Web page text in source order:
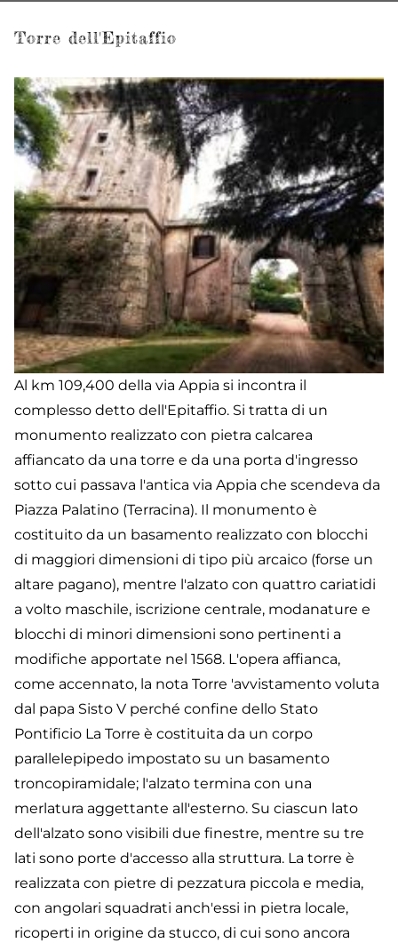
Torre dell'Epitaffio
Al km 109,400 della via Appia si incontra il
complesso detto dell'Epitaffio. Si tratta di un
monumento realizzato con pietra calcarea
affiancato da una torre e da una porta d'ingresso
sotto cui passava l'antica via Appia che scendeva da
Piazza Palatino (Terracina). Il monumento è
costituito da un basamento realizzato con blocchi
di maggiori dimensioni di tipo più arcaico (forse un
altare pagano), mentre l'alzato con quattro cariatidi
a volto maschile, iscrizione centrale, modanature e
blocchi di minori dimensioni sono pertinenti a
modifiche apportate nel 1568. L'opera affianca,
come accennato, la nota Torre 'avvistamento voluta
dal papa Sisto V perché confine dello Stato
Pontificio La Torre è costituita da un corpo
parallelepipedo impostato su un basamento
troncopiramidale; l'alzato termina con una
merlatura aggettante all'esterno. Su ciascun lato
dell'alzato sono visibili due finestre, mentre su tre
lati sono porte d'accesso alla struttura. La torre è
realizzata con pietre di pezzatura piccola e media,
con angolari squadrati anch'essi in pietra locale,
ricoperti in origine da stucco, di cui sono ancora